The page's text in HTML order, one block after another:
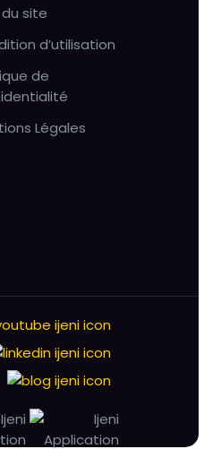
site
d’utilisation
de
Légales